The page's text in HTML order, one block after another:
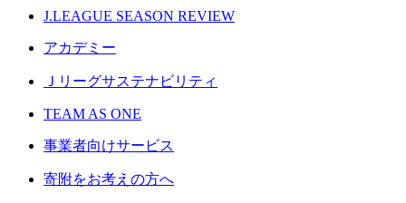
J.LEAGUE SEASON REVIEW
アカデミー
Ｊリーグサステナビリティ
TEAM AS ONE
事業者向けサービス
寄附をお考えの方へ